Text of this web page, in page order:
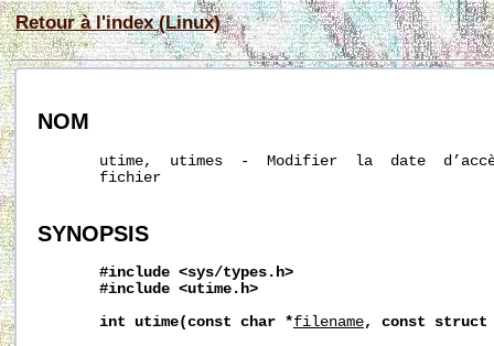
Retour à l'index (Linux)
NOM
utime,  utimes  -  Modifier  la  date
       fichier
SYNOPSIS
#include <sys/types.h>
#include <utime.h>
int
utime(const char *filename, const
struct